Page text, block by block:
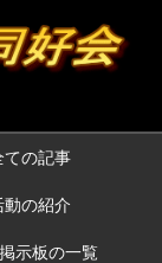
ての記事
動の紹介
示板の一覧